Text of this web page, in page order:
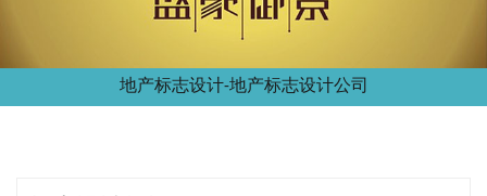
地产标志设计-地产标志设计公司